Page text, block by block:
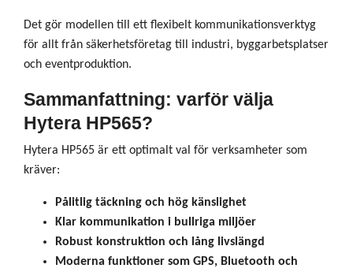
Det gör modellen till ett flexibelt kommunikationsverktyg
för allt från säkerhetsföretag till industri, byggarbetsplatser
och eventproduktion.
Sammanfattning: varför välja
Hytera HP565?
Hytera HP565 är ett optimalt val för verksamheter som
kräver:
Pålitlig täckning och hög känslighet
Klar kommunikation i bullriga miljöer
Robust konstruktion och lång livslängd
Moderna funktioner som GPS, Bluetooth och